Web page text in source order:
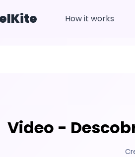
How it works
Video -